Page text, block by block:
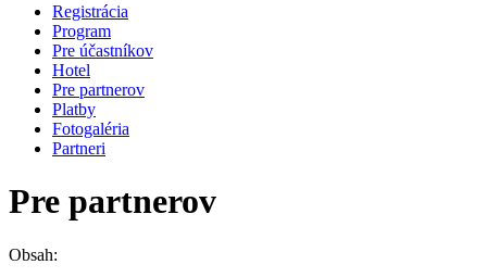
Registrácia
Program
Pre účastníkov
Hotel
Pre partnerov
Platby
Fotogaléria
Partneri
Pre partnerov
Obsah: